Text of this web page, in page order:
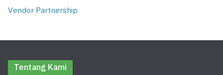
Vendor Partnership
Tentang Kami